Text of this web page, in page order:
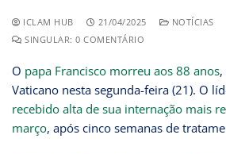
ICLAM HUB 21/04/2025
NOTÍCIAS
SINGULAR: 0 COMENTÁRIO
O papa Francisco morreu aos 88 anos
Vaticano nesta segunda-feira (21). O
recebido alta de sua internação mais
março, após cinco semanas de